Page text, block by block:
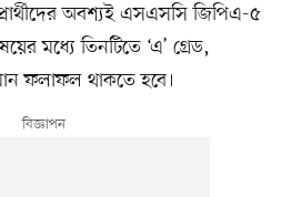
অবশ্যই এসএসসি জিপিএ-৫
মধ্যে তিনটিতে ‘এ’ গ্রেড,
ফলাফল থাকতে হবে।